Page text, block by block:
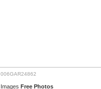
006GAR24862
Images Free Photos